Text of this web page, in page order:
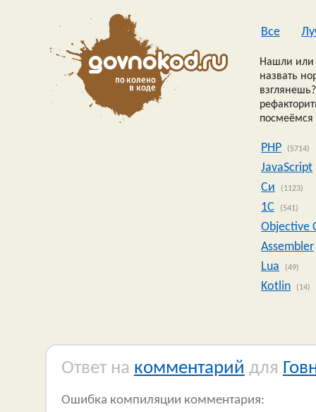
Все
Нашли или
назвать
посмеёмся
PHP (5714)
JavaScript
Си
(1123)
1C (541)
Objective
Assembler
Lua
(49)
Kotlin (14)
Ответ на комментарий для
Ошибка компиляции комментария: